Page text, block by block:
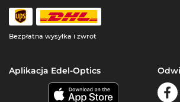
Bezpłatna wysyłka i zwrot
Aplikacja Edel-Optics